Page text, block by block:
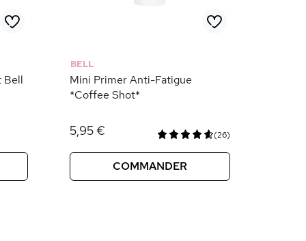
Bell
BELL
Mini Primer Anti-Fatigue
*Coffee Shot*
5,95 € (26)
COMMANDER